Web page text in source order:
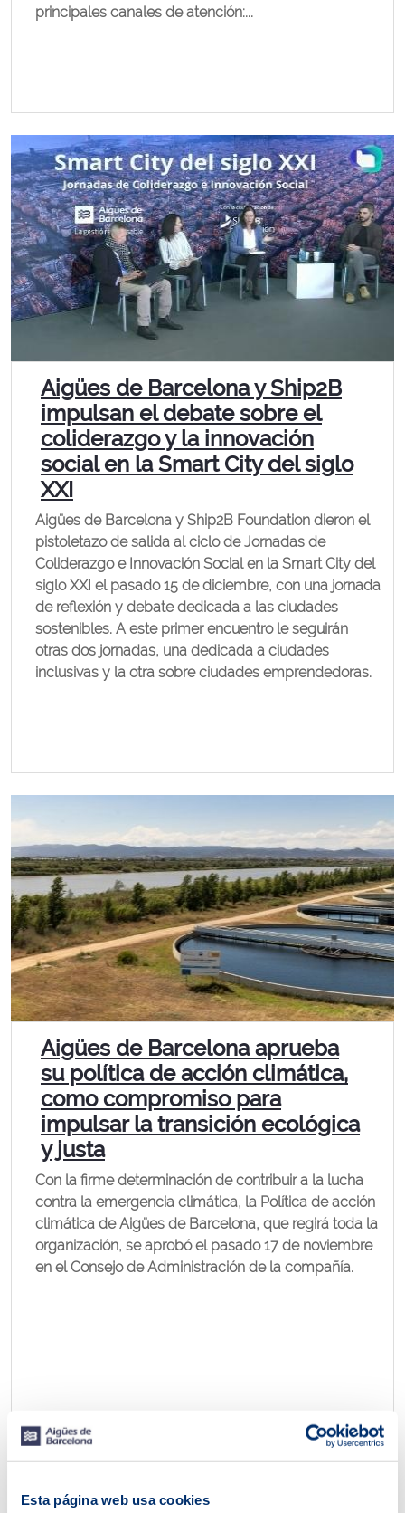
Esta página web usa cookies
principales canales de atención:...
Aigües de Barcelona y Ship2B
impulsan el debate sobre el
coliderazgo y la innovación
social en la Smart City del siglo
XXI
Aigües de Barcelona y Ship2B Foundation dieron el
pistoletazo de salida al ciclo de Jornadas de
Coliderazgo e Innovación Social en la Smart City del
siglo XXI el pasado 15 de diciembre, con una jornada
de reflexión y debate dedicada a las ciudades
sostenibles. A este primer encuentro le seguirán
otras dos jornadas, una dedicada a ciudades
inclusivas y la otra sobre ciudades emprendedoras.
Aigües de Barcelona aprueba
su política de acción climática,
como compromiso para
impulsar la transición ecológica
y justa
Con la firme determinación de contribuir a la lucha
contra la emergencia climática, la Política de acción
climática de Aigües de Barcelona, que regirá toda la
organización, se aprobó el pasado 17 de noviembre
en el Consejo de Administración de la compañía.